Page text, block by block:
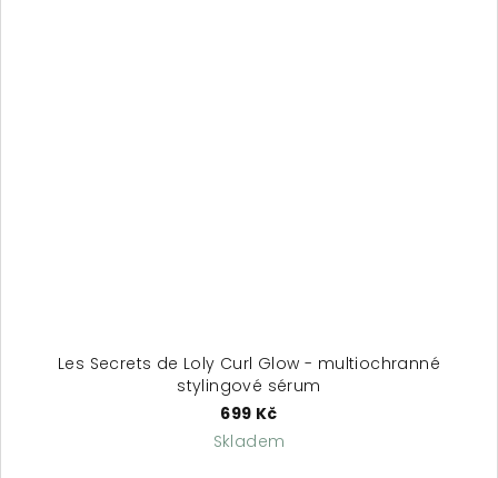
Les Secrets de Loly Curl Glow - multiochranné
stylingové sérum
699 Kč
Skladem